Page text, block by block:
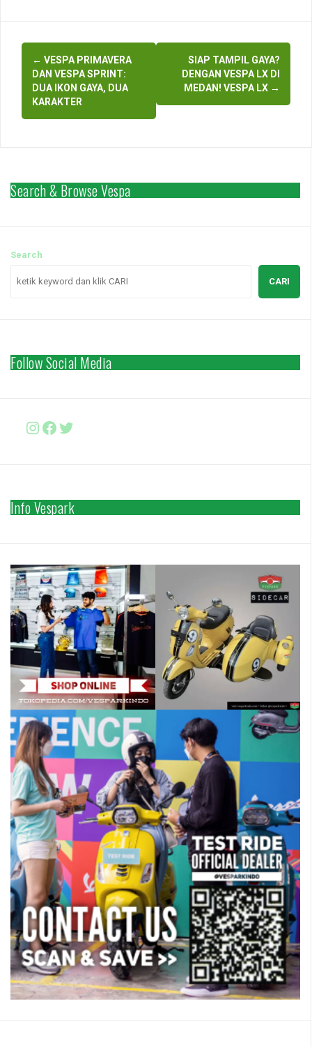
Post
navigation
← VESPA PRIMAVERA
DAN VESPA SPRINT:
DUA IKON GAYA, DUA
KARAKTER
SIAP TAMPIL GAYA?
DENGAN VESPA LX DI
MEDAN! VESPA LX →
Search & Browse Vespa
Search
CARI
Follow Social Media
Instagram
Facebook
http://www.twitter.com/
Info Vespark